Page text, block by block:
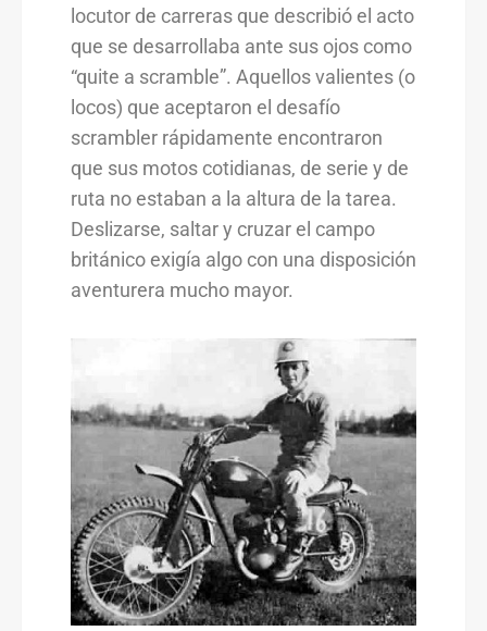
locutor de carreras que describió el acto
que se desarrollaba ante sus ojos como
“quite a scramble”. Aquellos valientes (o
locos) que aceptaron el desafío
scrambler rápidamente encontraron
que sus motos cotidianas, de serie y de
ruta no estaban a la altura de la tarea.
Deslizarse, saltar y cruzar el campo
británico exigía algo con una disposición
aventurera mucho mayor.